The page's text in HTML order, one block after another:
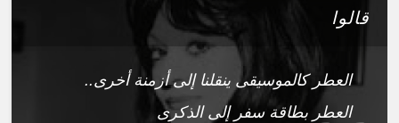
قالوا
العطر كالموسيقى ينقلنا إلى أزمنة أخرى..
العطر بطاقة سفر إلى الذكرى